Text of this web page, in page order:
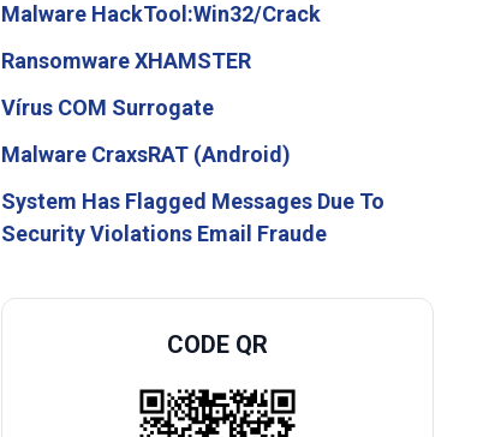
Malware HackTool:Win32/Crack
Ransomware XHAMSTER
Vírus COM Surrogate
Malware CraxsRAT (Android)
System Has Flagged Messages Due To
Security Violations Email Fraude
CODE QR